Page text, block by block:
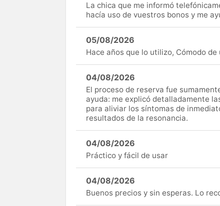
La chica que me informó
hacía uso de vuestros bonos y me
05/08/2026
Hace años que lo utilizo, Cómodo
04/08/2026
El proceso de reserva fue
ayuda: me explicó detalladamente
para aliviar los síntomas de
resultados de la resonancia.
04/08/2026
Práctico y fácil de usar
04/08/2026
Buenos precios y sin esperas. Lo